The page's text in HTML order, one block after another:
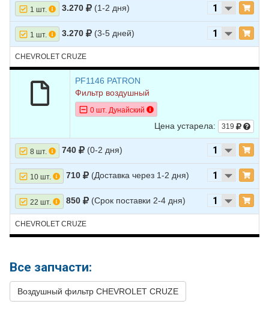
10 CHEVROLET CRUZE 2011
1 шт. 3.270 (1-2 дня)
1 шт. 3.270 (3-5 дней)
CHEVROLET CRUZE
PF1146 PATRON
Фильтр воздушный
0 шт. Дунайский
Цена устарела: 319
8 шт. 740 (0-2 дня)
10 шт. 710 (Доставка через 1-2 дня)
22 шт. 850 (Срок поставки 2-4 дня)
CHEVROLET CRUZE
Все запчасти:
Воздушный фильтр CHEVROLET CRUZE